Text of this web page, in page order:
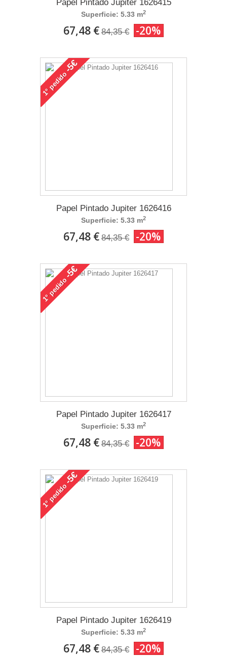
Papel Pintado Jupiter 1626415
Superficie: 5.33 m2
67,48 € 84,35 € -20%
1°
pedido
-5€
Papel Pintado Jupiter 1626416
Superficie: 5.33 m2
67,48 € 84,35 € -20%
1°
pedido
-5€
Papel Pintado Jupiter 1626417
Superficie: 5.33 m2
67,48 € 84,35 € -20%
1°
pedido
-5€
Papel Pintado Jupiter 1626419
Superficie: 5.33 m2
67,48 € 84,35 € -20%